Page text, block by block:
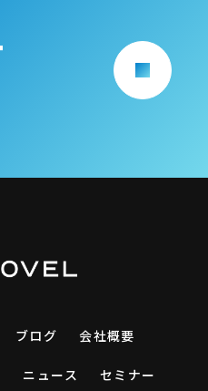
arrow_forward
ブログ 会社概要
ニュース セミナー